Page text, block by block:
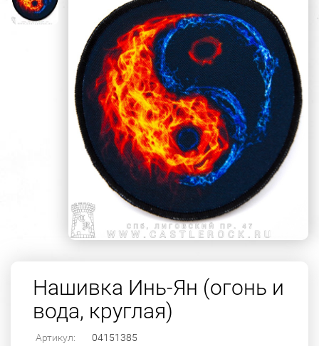
Нашивка Инь-Ян (огонь и
вода, круглая)
Артикул: 04151385